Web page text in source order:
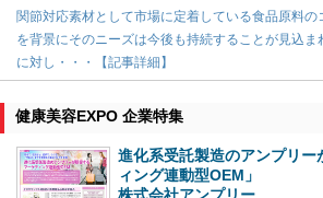
関節対応素材として市場に定着している食品原料
を背景にそのニーズは今後も持続することが見込
に対し・・・【記事詳細】
健康美容EXPO 企業特集
進化系受託製造のアンプリー
ィング連動型OEM」